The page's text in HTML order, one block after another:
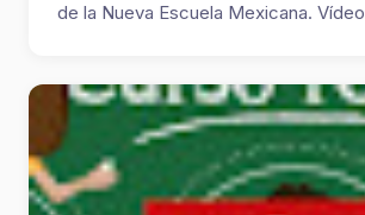
de la Nueva Escuela Mexicana. Vídeo